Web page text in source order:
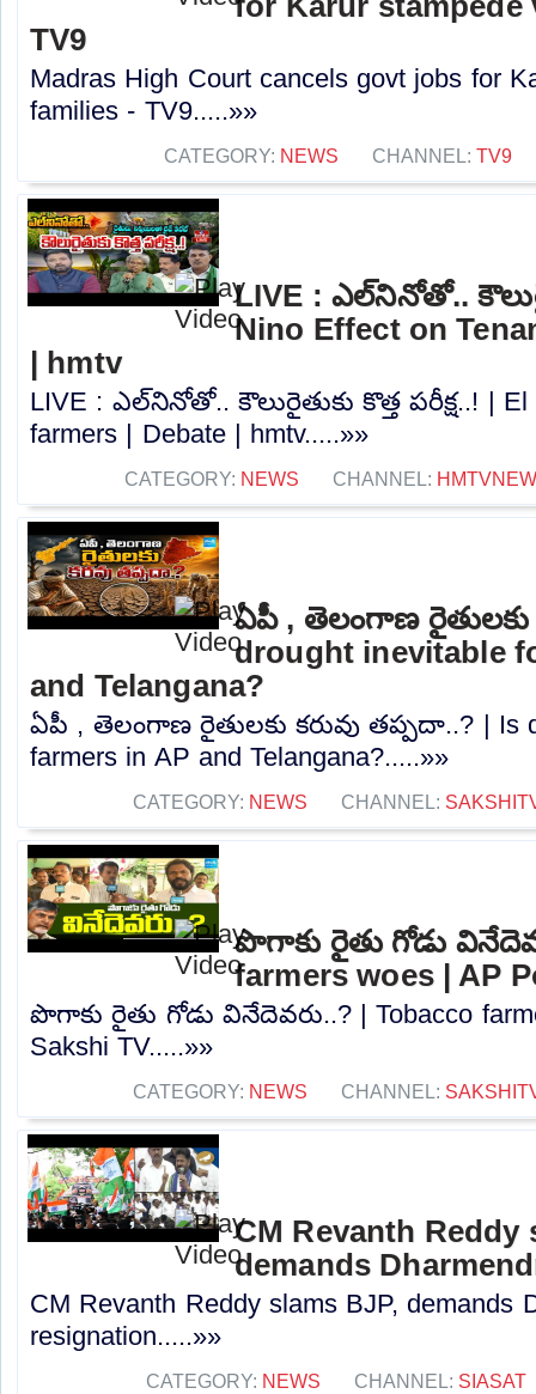
TV9
Madras High Court cancels govt jobs for
families - TV9.....»»
CATEGORY: NEWS CHANNEL: TV9
LIVE : ఎల్‌నినోతో..
Nino Effect on
| hmtv
LIVE : ఎల్‌నినోతో.. కౌలురైతుకు కొత్త పరీక్ష..! | El
farmers | Debate | hmtv.....»»
CATEGORY: NEWS CHANNEL:
ఏపీ , తెలంగాణ రైతులకు
drought inevitable
and Telangana?
ఏపీ , తెలంగాణ రైతులకు కరువు తప్పదా..? | Is
farmers in AP and Telangana?.....»»
CATEGORY: NEWS CHANNEL:
పొగాకు రైతు గోడు
farmers woes | AP
పొగాకు రైతు గోడు వినేదెవరు..? | Tobacco
Sakshi TV.....»»
CATEGORY: NEWS CHANNEL:
CM Revanth Reddy
demands
CM Revanth Reddy slams BJP, demands
resignation.....»»
CATEGORY: NEWS CHANNEL: SIASAT